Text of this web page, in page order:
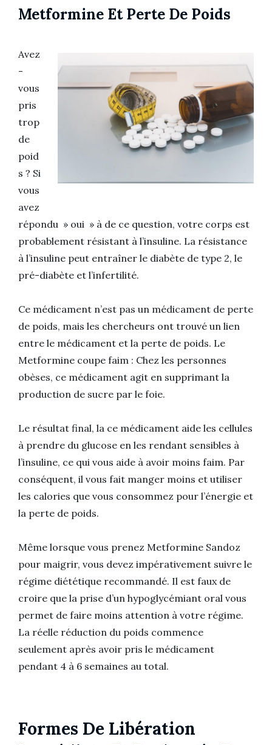
Metformine Et Perte De Poids
Avez
-
vous
pris
trop
de
poid
s ? Si
vous
avez
répondu » oui » à de ce question, votre corps est
probablement résistant à l’insuline. La résistance
à l’insuline peut entraîner le diabète de type 2, le
pré-diabète et l’infertilité.
Ce médicament n’est pas un médicament de perte
de poids, mais les chercheurs ont trouvé un lien
entre le médicament et la perte de poids. Le
Metformine coupe faim : Chez les personnes
obèses, ce médicament agit en supprimant la
production de sucre par le foie.
Le résultat final, la ce médicament aide les cellules
à prendre du glucose en les rendant sensibles à
l’insuline, ce qui vous aide à avoir moins faim. Par
conséquent, il vous fait manger moins et utiliser
les calories que vous consommez pour l’énergie et
la perte de poids.
Même lorsque vous prenez Metformine Sandoz
pour maigrir, vous devez impérativement suivre le
régime diététique recommandé. Il est faux de
croire que la prise d’un hypoglycémiant oral vous
permet de faire moins attention à votre régime.
La réelle réduction du poids commence
seulement après avoir pris le médicament
pendant 4 à 6 semaines au total.
Formes De Libération